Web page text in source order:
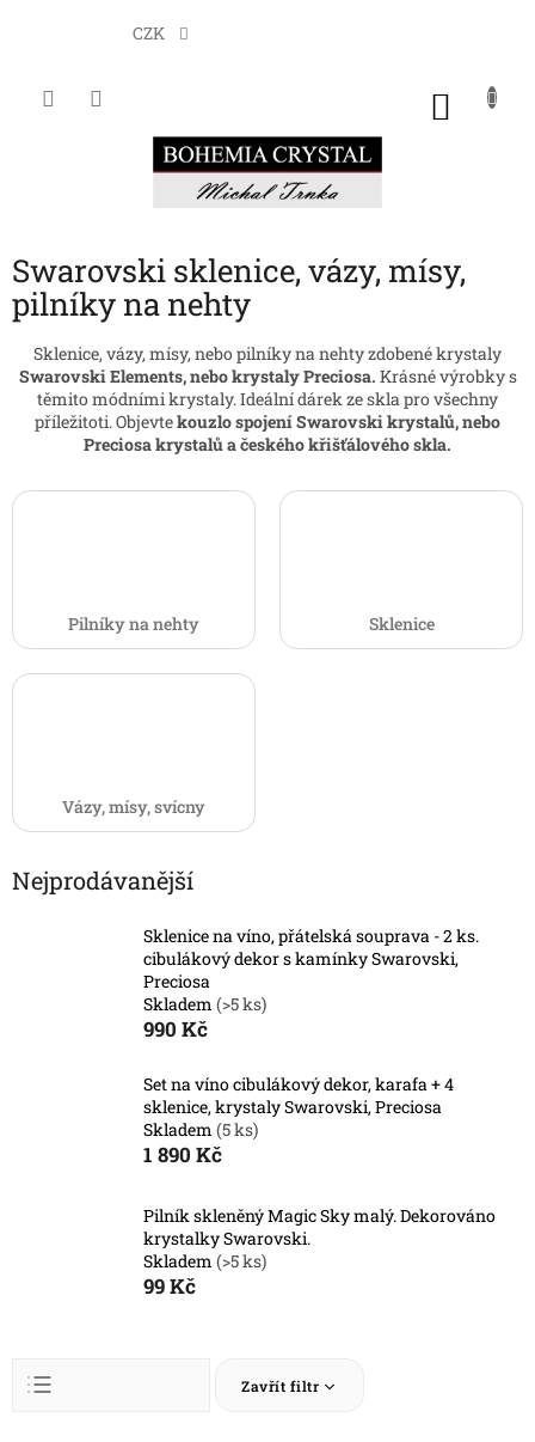
CZK
Swarovski sklenice, vázy, mísy,
pilníky na nehty
Sklenice, vázy, mísy, nebo pilníky na nehty zdobené krystaly
Swarovski Elements, nebo krystaly Preciosa. Krásné výrobky s
těmito módními krystaly. Ideální dárek ze skla pro všechny
příležitoti. Objevtekouzlo spojení Swarovski krystalů, nebo
Preciosa krystalů a českého křišťálového skla.
Pilníky na nehty Sklenice
Vázy, mísy, svícny
Nejprodávanější
Sklenice na víno, přátelská souprava - 2 ks.
cibulákový dekor s kamínky Swarovski,
Preciosa
Skladem (>5 ks)
990 Kč
Set na víno cibulákový dekor, karafa + 4
sklenice, krystaly Swarovski, Preciosa
Skladem (5 ks)
1 890 Kč
Pilník skleněný Magic Sky malý. Dekorováno
krystalky Swarovski.
Skladem (>5 ks)
99 Kč
Ř
Zavřít filtr